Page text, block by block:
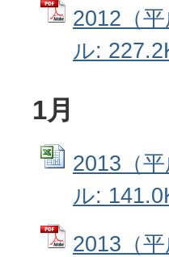
2012（
ル:
1月
2013（
ル:
2013（